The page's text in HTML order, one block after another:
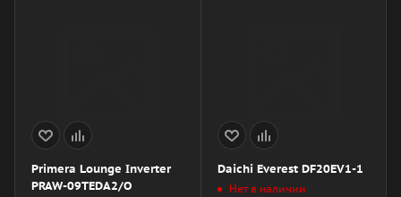
Primera Lounge Inverter
PRAW-09TEDA2/O
Daichi Everest DF20EV1-1
Нет в наличии